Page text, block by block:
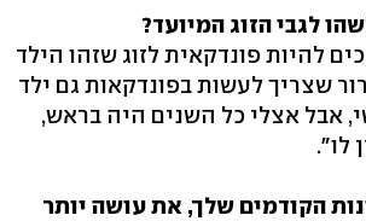
לגבי הזוג המיועד?
להיות פונדקאית לזוג שזהו הילד
שצריך לעשות בפונדקאות גם ילד
אבל אצלי כל השנים היה בראש,
לו".
הקודמים שלך, את עושה יותר